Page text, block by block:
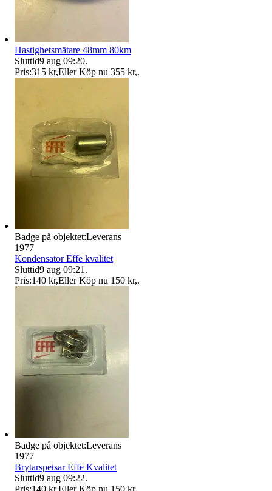
Hastighetsmätare 48mm 80km
Sluttid9 aug 09:20.
Pris:315 kr,Eller Köp nu 355 kr,.
Badge på objektet:Leverans
1977
Kondensator Effe kvalitet
Sluttid9 aug 09:21 .
Pris:140 kr,Eller Köp nu 150 kr,.
Badge på objektet:Leverans
1977
Brytarspetsar Effe Kvalitet
Sluttid9 aug 09:22.
Pris:140 kr,Eller Köp nu 150 kr,.